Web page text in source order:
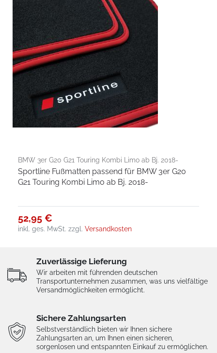
BMW 3er G20 G21 Touring Kombi Limo ab Bj. 2018-
Sportline Fußmatten passend für BMW 3er G20
G21 Touring Kombi Limo ab Bj. 2018-
52,95 €
inkl. ges. MwSt. zzgl.Versandkosten
Zuverlässige Lieferung
Wir arbeiten mit führenden deutschen
Transportunternehmen zusammen, was uns vielfältige
Versandmöglichkeiten ermöglicht.
Sichere Zahlungsarten
Selbstverständlich bieten wir Ihnen sichere
Zahlungsarten an, um Ihnen einen sicheren,
sorgenlosen und entspannten Einkauf zu ermöglichen.